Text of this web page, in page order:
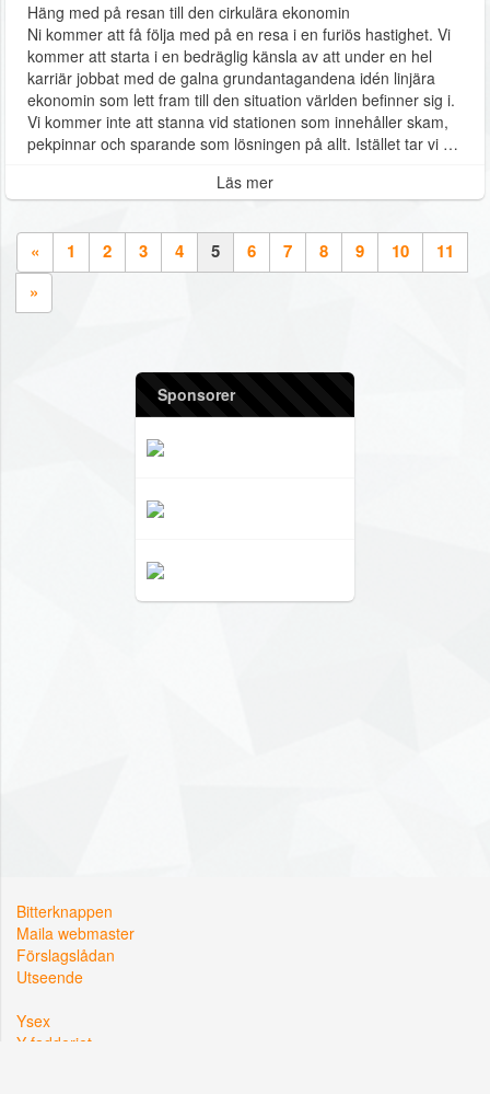
Häng med på resan till den cirkulära ekonomin
Ni kommer att få följa med på en resa i en furiös hastighet. Vi
kommer att starta i en bedräglig känsla av att under en hel
karriär jobbat med de galna grundantagandena idén linjära
ekonomin som lett fram till den situation världen befinner sig i.
Vi kommer inte att stanna vid stationen som innehåller skam,
pekpinnar och sparande som lösningen på allt. Istället tar vi …
Läs mer
« 1 2 3 4 5 6 7 8 9 10
11
»
Sponsorer
Bitterknappen
Maila webmaster
Förslagslådan
Utseende
Ysex
Y-fadderiet